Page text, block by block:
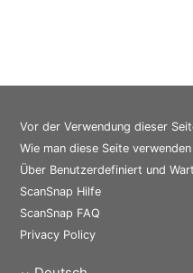
Vor der Verwendung dieser
Wie man diese Seite verwenden
Über Benutzerdefiniert und
ScanSnap Hilfe
ScanSnap FAQ
Privacy Policy